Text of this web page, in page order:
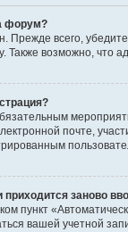
форум?
Прежде всего,
Также возможно, что
почте,
заново
пункт
вашей учетной